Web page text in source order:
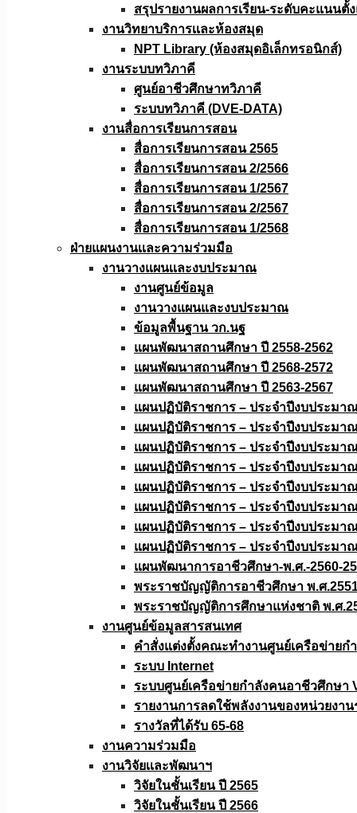
สรุปรายงานผลการเรียน-ระดับคะแนนตั้
งานวิทยาบริการเเละห้องสมุด
NPT Library (ห้องสมุดอิเล็กทรอนิกส์)
งานระบบทวิภาคี
ศูนย์อาชีวศึกษาทวิภาคี
ระบบทวิภาคี (DVE-DATA)
งานสื่อการเรียนการสอน
สื่อการเรียนการสอน 2565
สื่อการเรียนการสอน 2/2566
สื่อการเรียนการสอน 1/2567
สื่อการเรียนการสอน 2/2567
สื่อการเรียนการสอน 1/2568
ฝ่ายแผนงานเเละความร่วมมือ
งานวางแผนเเละงบประมาณ
งานศูนย์ข้อมูล
งานวางแผนและงบประมาณ
ข้อมูลพื้นฐาน วก.นฐ
แผนพัฒนาสถานศึกษา ปี 2558-2562
แผนพัฒนาสถานศึกษา ปี 2568-2572
แผนพัฒนาสถานศึกษา ปี 2563-2567
แผนปฏิบัติราชการ – ประจำปีงบประมา
แผนปฏิบัติราชการ – ประจำปีงบประมา
แผนปฏิบัติราชการ – ประจำปีงบประมา
แผนปฏิบัติราชการ – ประจำปีงบประมา
แผนปฏิบัติราชการ – ประจำปีงบประมา
แผนปฏิบัติราชการ – ประจำปีงบประมา
แผนปฏิบัติราชการ – ประจำปีงบประมา
แผนปฏิบัติราชการ – ประจำปีงบประมา
แผนพัฒนาการอาชีวศึกษา-พ.ศ.-2560-
พระราชบัญญัติการอาชีวศึกษา พ.ศ
พระราชบัญญัติการศึกษาแห่งชาติ พ.ศ
งานศูนย์ข้อมูลสารสนเทศ
คำสั่งแต่งตั้งคณะทำงานศูนย์เครือข่าย
ระบบ Internet
ระบบศูนย์เครือข่ายกำลังคนอาชีวศึกษา
รายงานการลดใช้พลังงานของหน่วยงา
รางวัลที่ได้รับ 65-68
งานความร่วมมือ
งานวิจัยเเละพัฒนาฯ
วิจัยในชั้นเรียน ปี 2565
วิจัยในชั้นเรียน ปี 2566